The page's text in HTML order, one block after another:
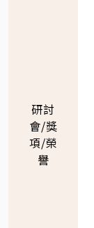
研討
會/獎
項/榮
譽